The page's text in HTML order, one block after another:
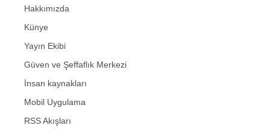
Hakkımızda
Künye
Yayın Ekibi
Güven ve Şeffaflık Merkezi
İnsan kaynakları
Mobil Uygulama
RSS Akışları